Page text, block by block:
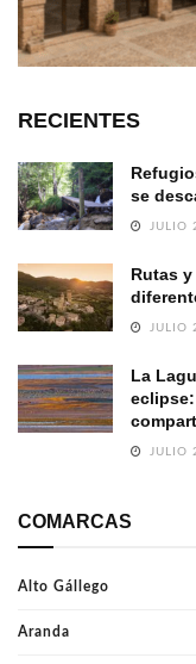
RECIENTES
se
JULIO
Rutas
JULIO
La
JULIO
COMARCAS
Alto Gállego
Aranda